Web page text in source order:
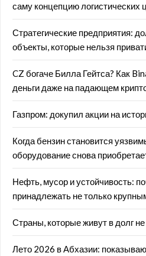
саму концепцию логистических
Стратегические предприятия:
объекты, которые нельзя
CZ богаче Билла Гейтса? Как
деньги даже на падающем
Газпром: докупил акции на
Когда бензин становится
оборудование снова
Нефть, мусор и устойчивость:
принадлежать не только
Страны, которые живут в долг
Лето 2026 в Абхазии: показываю